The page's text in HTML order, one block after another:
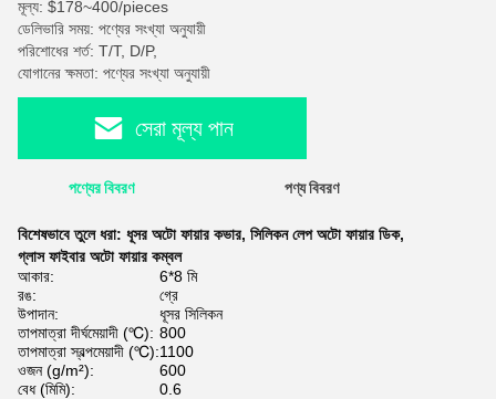
মূল্য: $178~400/pieces
ডেলিভারি সময়: পণ্যের সংখ্যা অনুযায়ী
পরিশোধের শর্ত: T/T, D/P,
যোগানের ক্ষমতা: পণ্যের সংখ্যা অনুযায়ী
সেরা মূল্য পান
পণ্যের বিবরণ পণ্য বিবরণ
বিশেষভাবে তুলে ধরা: ধূসর অটো ফায়ার কভার, সিলিকন লেপ অটো ফায়ার ডিক,
গ্লাস ফাইবার অটো ফায়ার কম্বল
আকার:
6*8 মি
রঙ:
গ্রে
উপাদান:
ধূসর সিলিকন
তাপমাত্রা দীর্ঘমেয়াদী (℃): 800
তাপমাত্রা স্বল্পমেয়াদী (℃):1100
ওজন (g/m²):
600
বেধ (মিমি):
0.6